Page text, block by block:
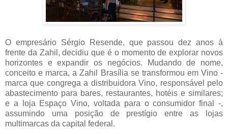
O empresário Sérgio Resende, que passou dez anos à
frente da Zahil, decidiu que é o momento de explorar novos
horizontes e expandir os negócios. Mudando de nome,
conceito e marca, a Zahil Brasília se transformou em Vino -
marca que congrega a distribuidora Vino, responsável pelo
abastecimento para bares, restaurantes, hotéis e similares;
e a loja Espaço Vino, voltada para o consumidor final -,
assumindo uma posição de prestígio entre as lojas
multimarcas da capital federal.